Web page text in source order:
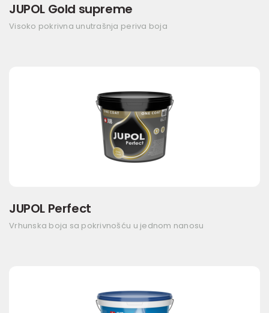
JUPOL Gold supreme
Visoko pokrivna unutrašnja periva boja
JUPOL Perfect
Vrhunska boja sa pokrivnošću u jednom nanosu